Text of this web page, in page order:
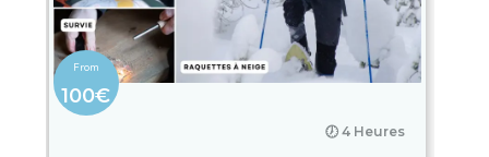
100€
🕖 4 Heures